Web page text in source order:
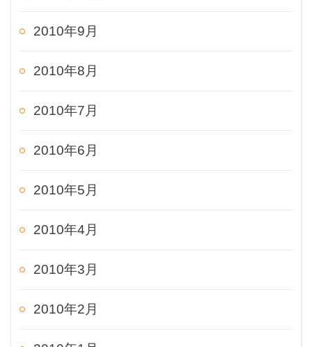
2010年9月
2010年8月
2010年7月
2010年6月
2010年5月
2010年4月
2010年3月
2010年2月